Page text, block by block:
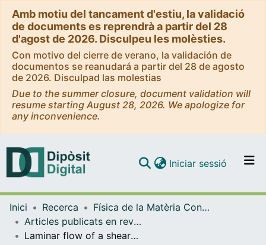
Amb motiu del tancament d'estiu, la validació
de documents es reprendrà a partir del 28
d'agost de 2026. Disculpeu les molèsties.
Con motivo del cierre de verano, la validación de
documentos se reanudará a partir del 28 de agosto
de 2026. Disculpad las molestias
Due to the summer closure, document validation will
resume starting August 28, 2026. We apologize for
any inconvenience.
Navega per tot el DD
Iniciar sessió (current)
Inici Recerca
Física de la Matèria Condensada
Articles publicats en revistes (Física de la Matèria Condensada)
Laminar flow of a sheared vortex crystal: scars in flat geometry